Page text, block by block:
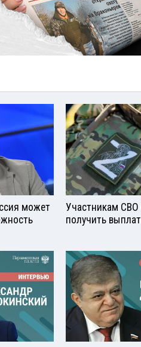
может
Участникам
получить